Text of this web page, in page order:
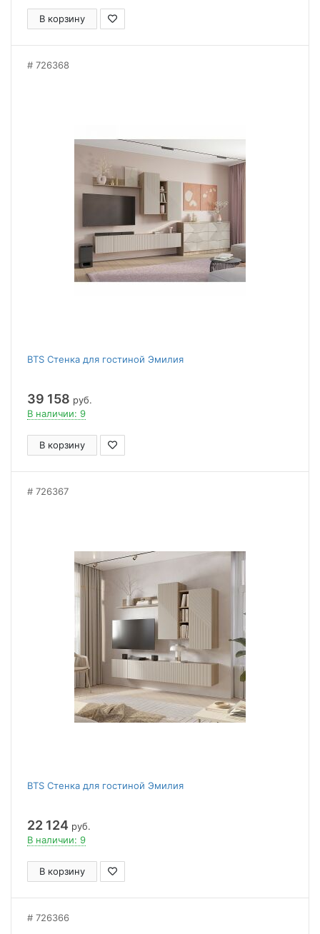
В корзину
726368
BTS Стенка для гостиной Эмилия
39 158 руб.
В наличии: 9
В корзину
726367
BTS Стенка для гостиной Эмилия
22 124 руб.
В наличии: 9
В корзину
726366